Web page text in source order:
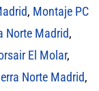
, Montaje PC
Norte Madrid,
El Molar,
Norte Madrid,